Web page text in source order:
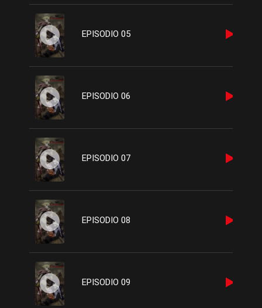
EPISODIO 05
EPISODIO 06
EPISODIO 07
EPISODIO 08
EPISODIO 09